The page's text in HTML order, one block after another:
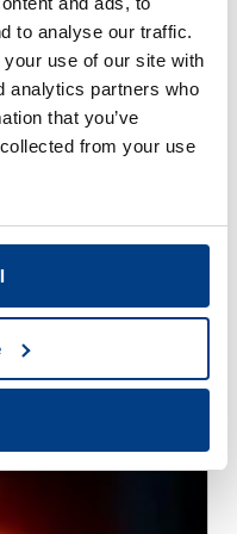
to analyse our traffic.
use of our site with
analytics partners who
that you’ve
from your use
(HIP) für die